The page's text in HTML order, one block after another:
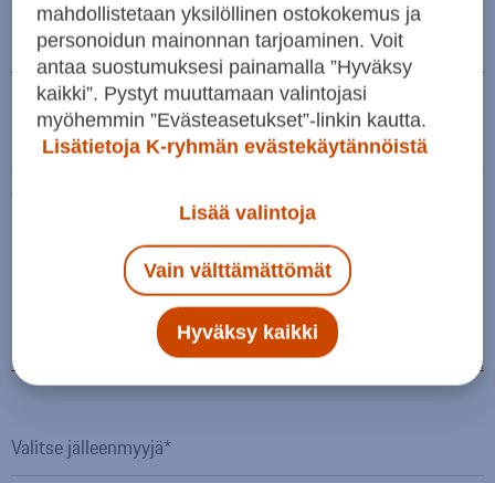
Rekisterinumero
Km-lukema
Viesti
mahdollistetaan yksilöllinen ostokokemus ja
personoidun mainonnan tarjoaminen. Voit
antaa suostumuksesi painamalla ”Hyväksy
kaikki”. Pystyt muuttamaan valintojasi
myöhemmin ”Evästeasetukset”-linkin kautta.
Lisätietoja K-ryhmän evästekäytännöistä
Lisää valintoja
Vain välttämättömät
Hyväksy kaikki